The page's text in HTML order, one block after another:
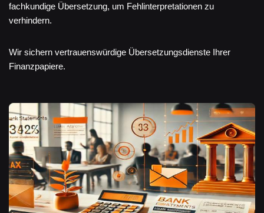
fachkundige Übersetzung, um Fehlinterpretationen zu
verhindern.
Wir sichern vertrauenswürdige Übersetzungsdienste Ihrer
Finanzpapiere.